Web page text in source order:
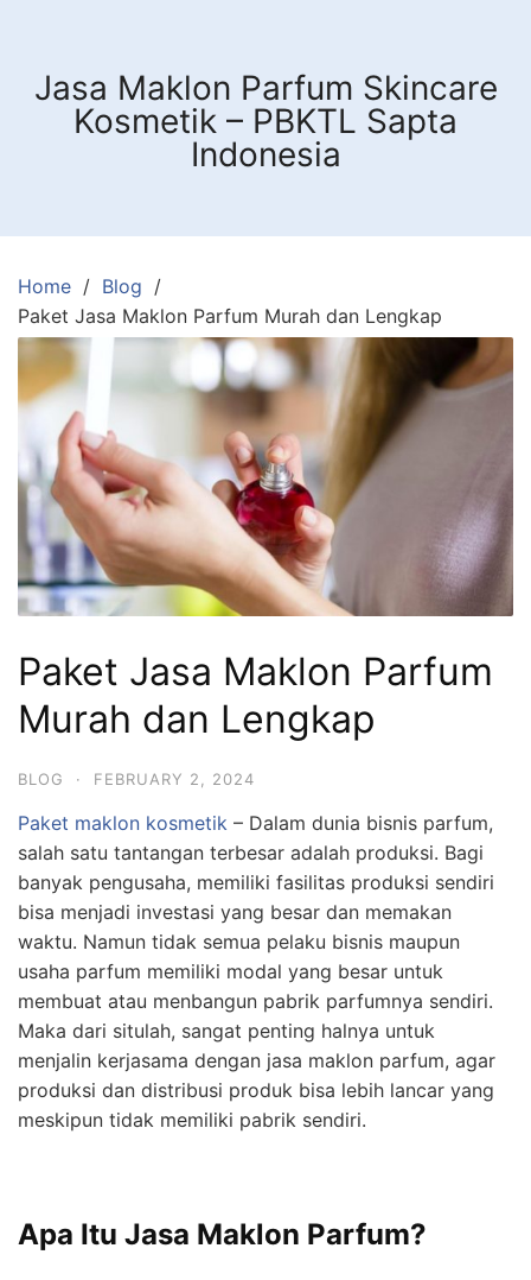
contentJasa Maklon Parfum Skincare
Kosmetik – PBKTL Sapta
Indonesia
Home
Blog
Paket Jasa Maklon Parfum Murah dan Lengkap
Paket Jasa Maklon Parfum
Murah dan Lengkap
BLOG · FEBRUARY 2, 2024
Paket maklon kosmetik – Dalam dunia bisnis parfum,
salah satu tantangan terbesar adalah produksi. Bagi
banyak pengusaha, memiliki fasilitas produksi sendiri
bisa menjadi investasi yang besar dan memakan
waktu. Namun tidak semua pelaku bisnis maupun
usaha parfum memiliki modal yang besar untuk
membuat atau menbangun pabrik parfumnya sendiri.
Maka dari situlah, sangat penting halnya untuk
menjalin kerjasama dengan jasa maklon parfum, agar
produksi dan distribusi produk bisa lebih lancar yang
meskipun tidak memiliki pabrik sendiri.
Apa Itu Jasa Maklon Parfum?